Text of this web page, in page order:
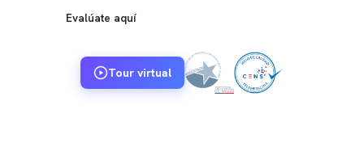
Evalúate aquí
Tour virtual